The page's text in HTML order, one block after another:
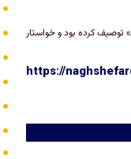
توصیف کرده بود و خواستار
https://